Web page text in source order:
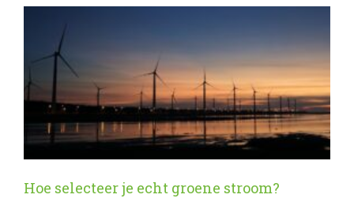
Hoe selecteer je echt groene stroom?